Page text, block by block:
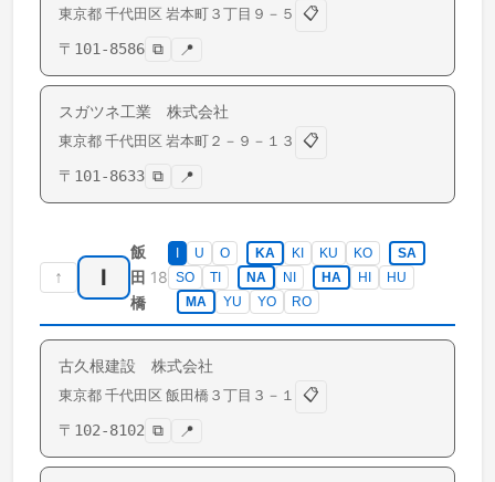
東京都 千代田区 岩本町 ３丁目９－５
📋
〒 101-8586 ⧉ 📍
スガツネ工業 株式会社
東京都 千代田区 岩本町 ２－９－１３
📋
〒 101-8633 ⧉ 📍
↑ I
飯
田
橋
18
I U O KA KI KU KO
SA
SO
TI NA NI HA HI
HU
MA
YU YO RO
古久根建設 株式会社
東京都 千代田区 飯田橋 ３丁目３－１
📋
〒 102-8102 ⧉ 📍